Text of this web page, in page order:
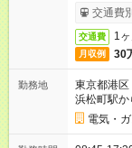
受取りサ
交通費
交通費 1
月収例 30
勤務地
東京都港区
浜松町駅
電気・